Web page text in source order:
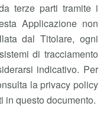
terze parti tramite i
Applicazione non
dal Titolare, ogni
di tracciamento
indicativo. Per
la privacy policy
in questo documento.